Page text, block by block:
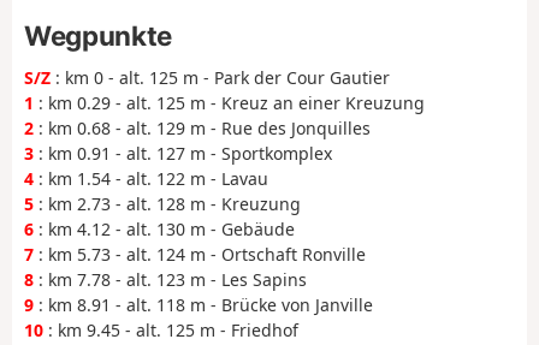
Wegpunkte
S/Z : km 0 - alt. 125 m - Park der Cour Gautier
1 : km 0.29 - alt. 125 m - Kreuz an einer Kreuzung
2 : km 0.68 - alt. 129 m - Rue des Jonquilles
3 : km 0.91 - alt. 127 m - Sportkomplex
4 : km 1.54 - alt. 122 m - Lavau
5 : km 2.73 - alt. 128 m - Kreuzung
6 : km 4.12 - alt. 130 m - Gebäude
7 : km 5.73 - alt. 124 m - Ortschaft Ronville
8 : km 7.78 - alt. 123 m - Les Sapins
9 : km 8.91 - alt. 118 m - Brücke von Janville
10 : km 9.45 - alt. 125 m - Friedhof